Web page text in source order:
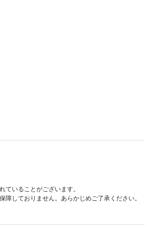
いることがございます。
しておりません。あらかじめご了承ください。